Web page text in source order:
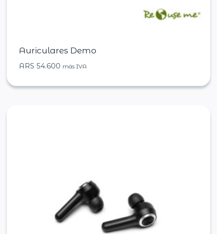
Auriculares Demo
ARS 54.600 más IVA